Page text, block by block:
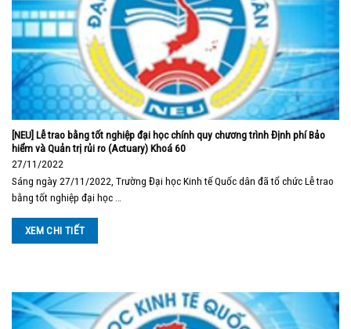
[NEU] Lễ trao bằng tốt nghiệp đại học chính quy chương trình Định phí Bảo
hiểm và Quản trị rủi ro (Actuary) Khoá 60
27/11/2022
Sáng ngày 27/11/2022, Trường Đại học Kinh tế Quốc dân đã tổ chức Lễ trao
bằng tốt nghiệp đại học …
XEM CHI TIẾT